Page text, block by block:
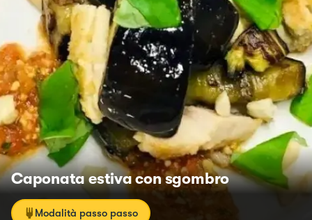
Caponata estiva con sgombro
Modalità passo passo